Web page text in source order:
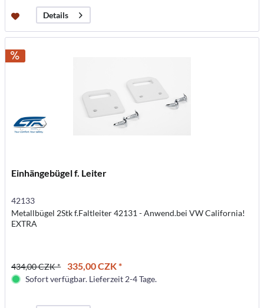
Details
Einhängebügel f. Leiter
42133
Metallbügel 2Stk f.Faltleiter 42131 - Anwend.bei VW California!
EXTRA
434,00 CZK * 335,00 CZK *
Sofort verfügbar. Lieferzeit 2-4 Tage.